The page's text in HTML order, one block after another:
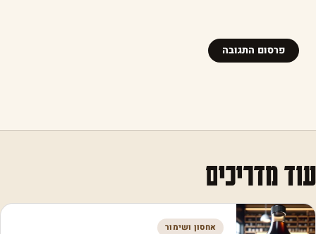
עוד מדריכים
אחסון ושימור